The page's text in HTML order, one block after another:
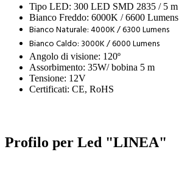
Tipo LED: 300 LED SMD 2835 / 5 m
Bianco Freddo: 6000K / 6600 Lumens
Bianco Naturale: 4000K / 6300 Lumens
Bianco Caldo: 3000K / 6000 Lumens
Angolo di visione: 120º
Assorbimento: 35W/ bobina 5 m
Tensione: 12V
Certificati: CE, RoHS
Profilo per Led "LINEA"